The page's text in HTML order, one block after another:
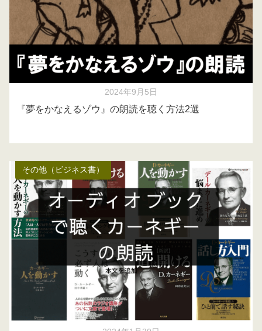
2024年9月5日
『夢をかなえるゾウ』の朗読を聴く方法2選
その他（ビジネス書）